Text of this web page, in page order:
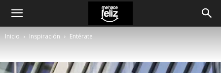
Inicio Inspiración Entérate